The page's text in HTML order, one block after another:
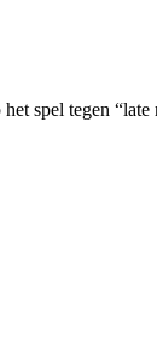
spel tegen “late